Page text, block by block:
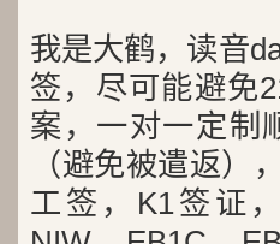
我是大鹤，读音
签，尽可能避免
案，一对一定制
（避免被遣返）
工签，K1签证